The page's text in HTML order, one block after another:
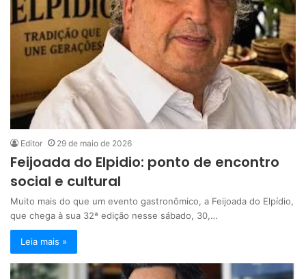
Editor 29 de maio de 2026
Feijoada do Elpidio: ponto de encontro
social e cultural
Muito mais do que um evento gastronômico, a Feijoada do Elpídio,
que chega à sua 32ª edição nesse sábado, 30,…
Leia mais »